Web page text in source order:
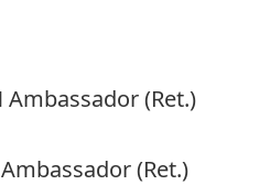
Ambassador (Ret.)
(Ret.)